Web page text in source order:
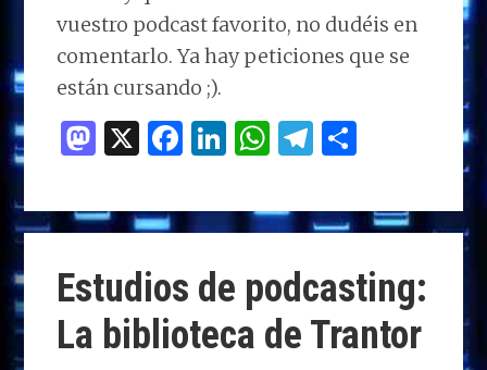
vuestro podcast favorito, no dudéis en
comentarlo. Ya hay peticiones que se
están cursando ;).
M
to
d
o
n
X F
ce
b
o
o
k
Li
k
e
dI
n
W
at
s
A
p
p
T
e
g
ra
m
m
p
ar
ti
r
Estudios de podcasting:
La biblioteca de Trantor